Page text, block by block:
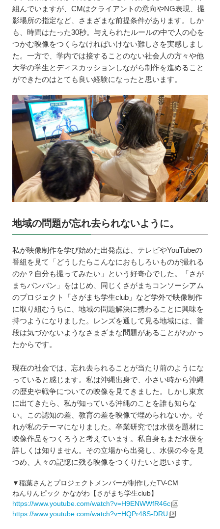
組んでいますが、CMはクライアントの意向やNG表現、撮
影場所の指定など、さまざまな前提条件があります。しか
も、時間はたった30秒。与えられたルールの中で人の心を
つかむ映像をつくらなければいけない難しさを実感しまし
た。一方で、学内では接することのない社会人の方々や他
大学の学生とディスカッションしながら制作を進めること
ができたのはとても良い経験になったと思います。
地域の問題が忘れ去られないように。
私が映像制作を学び始めた出発点は、テレビやYouTubeの
番組を見て「どうしたらこんなにおもしろいものが撮れる
のか？自分も撮ってみたい」という好奇心でした。「さが
まちバンバン」をはじめ、同じくさがまちコンソーシアム
のプロジェクト「さがまち学生club」など学外で映像制作
に取り組むうちに、地域の問題解決に携わることに興味を
持つようになりました。レンズを通して見る地域には、普
段は気づかないようなさまざまな問題があることがわかっ
たからです。
現在の社会では、忘れ去られることが当たり前のようにな
っていると感じます。私は沖縄出身で、小さい時から沖縄
の歴史や戦争についての映像を見てきました。しかし東京
に出てきたら、私が知っている沖縄のことを誰も知らな
い。この認知の差、教育の差を映像で埋められないか。そ
れが私のテーマになりました。卒業研究では水俣を題材に
映像作品をつくろうと考えています。私自身もまだ水俣を
詳しくは知りません。その立場から出発し、水俣の今を見
つめ、人々の記憶に残る映像をつくりたいと思います。
▼稲葉さんとプロジェクトメンバーが制作したTV-CM
ねんりんピック かながわ【さがまち学生club】
https://www.youtube.com/watch?v=H9ENWWfR46c
https://www.youtube.com/watch?v=HQPr48S-DRU